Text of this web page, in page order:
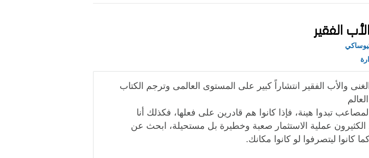
الفقير
والأب الفقير انتشاراً كبير على المستوى العالمى وترجم الكتاب
تبدوا هينة، فإذا كانوا هم قادرين على فعلها، فكذلك أنا
عملية الاستثمار صعبة وخطيرة بل مستحيلة، ابحث عن
كانوا ليتصرفوا لو كانوا مكانك.